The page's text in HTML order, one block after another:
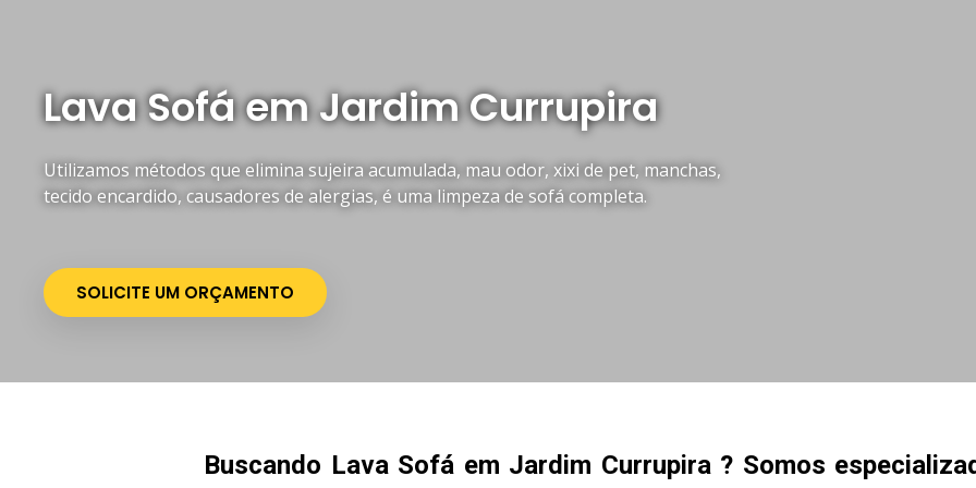
Lava Sofá em Jardim Currupira
Utilizamos métodos que elimina sujeira acumulada, mau odor, xixi de pet, manchas,
tecido encardido, causadores de alergias, é uma limpeza de sofá completa.
SOLICITE UM ORÇAMENTO
Buscando Lava Sofá em Jardim Currupira ? Somos